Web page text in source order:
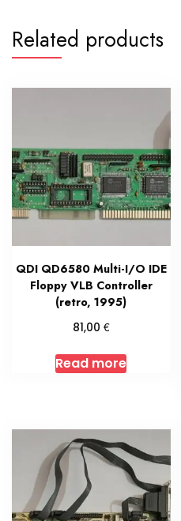
Related products
QDI QD6580 Multi-I/O IDE
Floppy VLB Controller
(retro, 1995)
81,00 €
Read more